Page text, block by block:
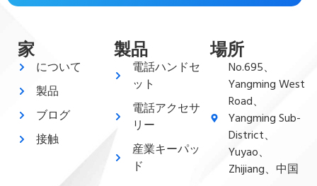
家
について
製品
ブログ
接触
製品
電話ハンドセ
ット
電話アクセサ
リー
産業キーパッ
ド
場所
No.695、
Yangming West
Road、
Yangming Sub-
District、
Yuyao、
Zhijiang、中国